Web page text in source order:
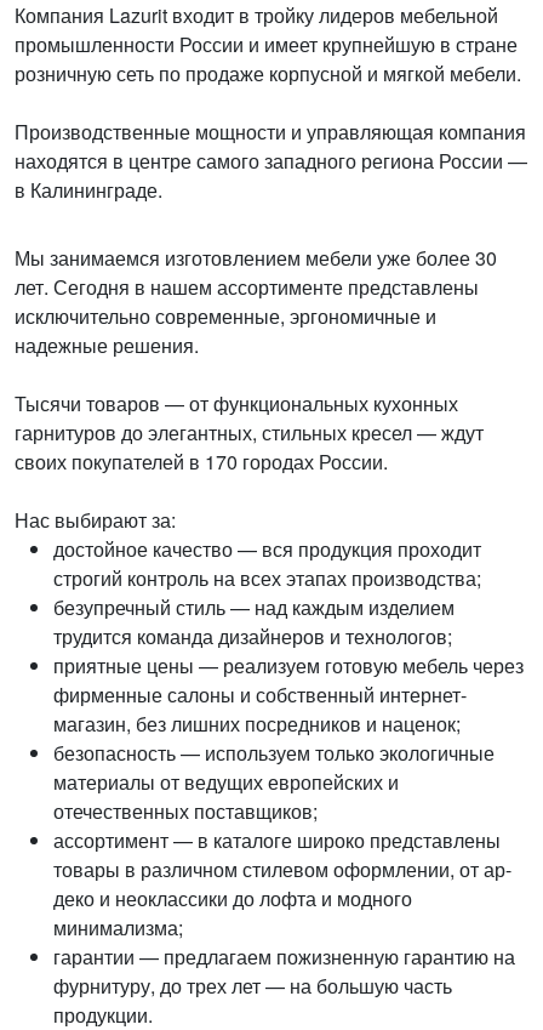
Компания Lazurit входит в тройку лидеров мебельной
промышленности России и имеет крупнейшую в стране
розничную сеть по продаже корпусной и мягкой мебели.
Производственные мощности и управляющая компания
находятся в центре самого западного региона России —
в Калининграде.
Мы занимаемся изготовлением мебели уже более 30
лет. Сегодня в нашем ассортименте представлены
исключительно современные, эргономичные и
надежные решения.
Тысячи товаров — от функциональных кухонных
гарнитуров до элегантных, стильных кресел — ждут
своих покупателей в 170 городах России.
Нас выбирают за:
достойное качество — вся продукция проходит
строгий контроль на всех этапах производства;
безупречный стиль — над каждым изделием
трудится команда дизайнеров и технологов;
приятные цены — реализуем готовую мебель через
фирменные салоны и собственный интернет-
магазин, без лишних посредников и наценок;
безопасность — используем только экологичные
материалы от ведущих европейских и
отечественных поставщиков;
ассортимент — в каталоге широко представлены
товары в различном стилевом оформлении, от ар-
деко и неоклассики до лофта и модного
минимализма;
гарантии — предлагаем пожизненную гарантию на
фурнитуру, до трех лет — на большую часть
продукции.